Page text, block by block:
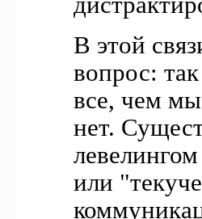
В этой
вопрос:
все, чем
нет.
или